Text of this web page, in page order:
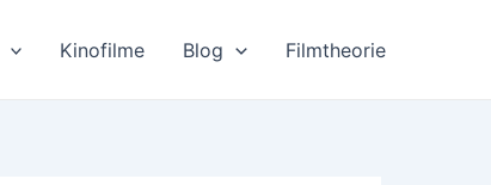
Kinofilme Blog Filmtheorie